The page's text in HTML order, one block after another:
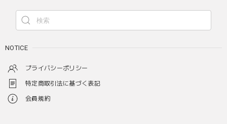
NOTICE
プライバシーポリシー
特定商取引法に基づく表記
会員規約